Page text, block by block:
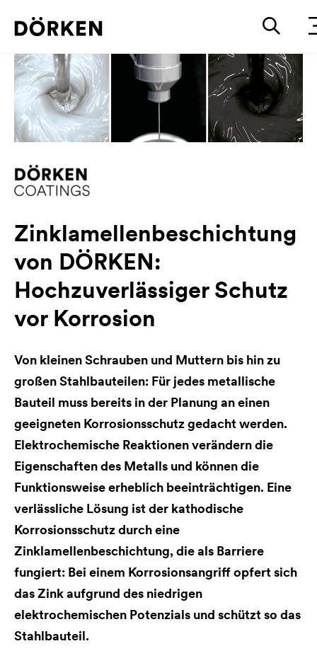
Zinklamellenbeschichtung
von DÖRKEN:
Hochzuverlässiger Schutz
vor Korrosion
Von kleinen Schrauben und Muttern bis hin zu
großen Stahlbauteilen: Für jedes metallische
Bauteil muss bereits in der Planung an einen
geeigneten Korrosionsschutz gedacht werden.
Elektrochemische Reaktionen verändern die
Eigenschaften des Metalls und können die
Funktionsweise erheblich beeinträchtigen. Eine
verlässliche Lösung ist der kathodische
Korrosionsschutz durch eine
Zinklamellenbeschichtung, die als Barriere
fungiert: Bei einem Korrosionsangriff opfert sich
das Zink aufgrund des niedrigen
elektrochemischen Potenzials und schützt so das
Stahlbauteil.